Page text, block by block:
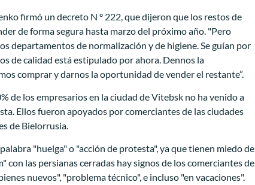
firmó un decreto N º 222, que dijeron que los restos de
de forma segura hasta marzo del próximo año. "Pero
departamentos de normalización y de higiene. Se guían por
de calidad está estipulado por ahora. Dennos la
comprar y darnos la oportunidad de vender el restante”.
de los empresarios en la ciudad de Vitebsk no ha venido a
Ellos fueron apoyados por comerciantes de las ciudades
de Bielorrusia.
"huelga" o "acción de protesta", ya que tienen miedo de
con las persianas cerradas hay signos de los comerciantes de
nuevos", "problema técnico", e incluso "en vacaciones".